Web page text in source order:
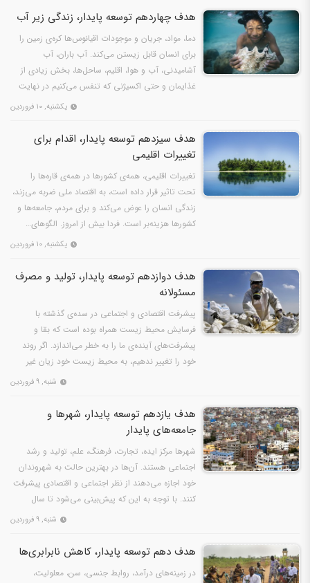
هدف چهاردهم توسعه پایدار، زندگی زیر آب‌
دما، مواد، جریان و موجودات اقیانوس‌ها کره‌ی زمین را
برای انسان قابل زیستن می‌کند. آب باران، آب
آشامیدنی، آب و هوا، اقلیم، ساحل‌ها، بخش زیادی از
غذایمان و حتی اکسیژنی که تنفس می‌کنیم در نهایت
یکشنبه, ۱۰ فروردین
هدف سیزدهم توسعه پایدار، اقدام برای
تغییرات اقلیمی
تغییرات اقلیمی، همه‌ی کشورها در همه‌ی قاره‌ها را
تحت تاثیر قرار داده است، به اقتصاد ملی ضربه می‌زند،
زندگی انسان را عوض می‌کند و برای مردم، جامعه‌ها و
کشورها هزینه‌بر است. فردا بیش از امروز. الگوهای…
یکشنبه, ۱۰ فروردین
هدف دوازدهم توسعه پایدار، تولید و مصرف
مسئولانه
پیشرفت اقتصادی و اجتماعی در سده‌ی گذشته با
فرسایش محیط زیست همراه بوده است که بقا و
پیشرفت‌های آینده‌ی ما را به خطر می‌اندازد. اگر روند
خود را تغییر ندهیم، به محیط زیست خود زیان غیر
شنبه, ۹ فروردین
هدف یازدهم توسعه پایدار، شهرها و
جامعه‌های پایدار
شهرها مرکز ایده‌، تجارت، فرهنگ، علم، تولید و رشد
اجتماعی هستند. آن‌ها در بهترین حالت به شهروندان
خود اجازه می‌دهند از نظر اجتماعی و اقتصادی پیشرفت
کنند. با توجه به این که پیش‌بینی می‌شود تا سال
شنبه, ۹ فروردین
هدف دهم توسعه پایدار، کاهش نابرابری‌ها
در زمینه‌های درآمد، روابط جنسی، سن، معلولیت،